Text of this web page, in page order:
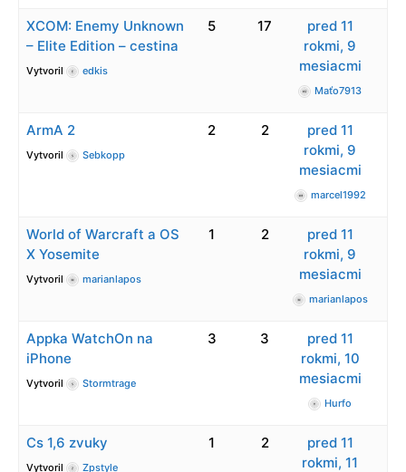
XCOM: Enemy Unknown
– Elite Edition – cestina
Vytvoril edkis
5 17
pred 11
rokmi, 9
mesiacmi
Maťo7913
ArmA 2
Vytvoril Sebkopp
2 2
pred 11
rokmi, 9
mesiacmi
marcel1992
World of Warcraft a OS
X Yosemite
Vytvoril marianlapos
1 2
pred 11
rokmi, 9
mesiacmi
marianlapos
Appka WatchOn na
iPhone
Vytvoril Stormtrage
3 3
pred 11
rokmi, 10
mesiacmi
Hurfo
Cs 1,6 zvuky
Vytvoril Zpstyle
1 2
pred 11
rokmi, 11